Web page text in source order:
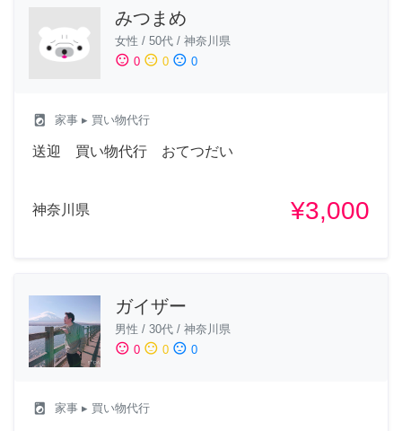
みつまめ
女性 / 50代 / 神奈川県
sentiment_satisfied 0 sentiment_neutral 0 sentiment_dissatisfied 0
local_laundry_service 家事 ▸ 買い物代行
送迎 買い物代行 おてつだい
神奈川県 ¥3,000
ガイザー
男性 / 30代 / 神奈川県
sentiment_satisfied 0 sentiment_neutral 0 sentiment_dissatisfied 0
local_laundry_service 家事 ▸ 買い物代行